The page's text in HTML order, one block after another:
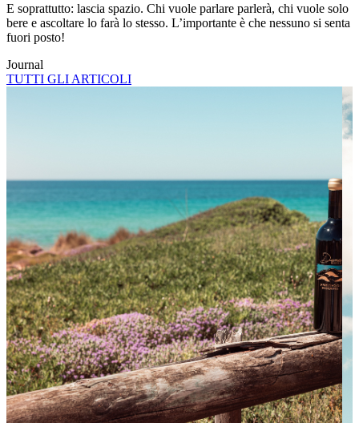
E soprattutto: lascia spazio. Chi vuole parlare parlerà, chi vuole solo
bere e ascoltare lo farà lo stesso. L’importante è che nessuno si senta
fuori posto!
Journal
TUTTI GLI ARTICOLI